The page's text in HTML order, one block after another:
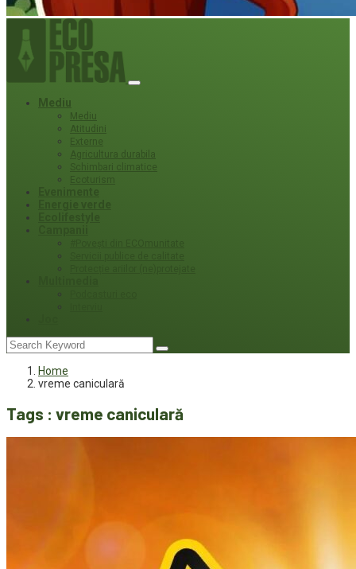
Mediu
Mediu
Atitudini
Externe
Agricultura durabila
Schimbari climatice
Ecoturism
Home
vreme caniculară
Tags : vreme caniculară